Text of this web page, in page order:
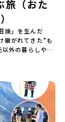
カイブを視聴す
めし地域留学の
地域について・
ログラムは、以
ーーーーーーー
クワクに変え
説明会をご活用
（☆上の動画で
学」を知りたい
ついて解説しま
ジを公開しま
方へ〜 「現地で
旅（おた
焼」を生んだ
継がれてきた”も
外の暮らしや文
然と伝統文
デザインが好
めし地域留学体
を超えて学校生活
ムです。はじ
かりとサポート
ありたちょ